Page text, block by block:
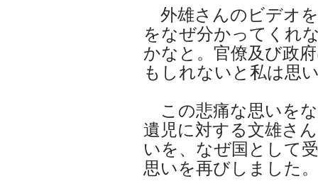
外雄さんのビデオ
をなぜ分かってくれ
かなと。官僚及び政
もしれないと私は思
この悲痛な思いを
遺児に対する文雄さ
いを、なぜ国として
思いを再びしました。